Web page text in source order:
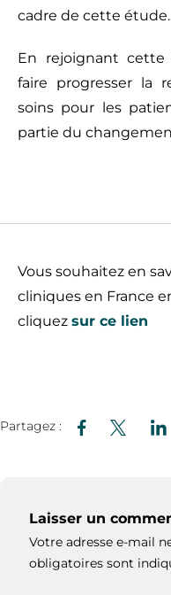
cadre de cette étude.
En rejoignant cette
faire progresser la
soins pour les
partie du
Vous souhaitez en
cliniques en France
cliquez sur ce lien
Partagez :
Laisser un
Votre adresse e-mail
obligatoires sont